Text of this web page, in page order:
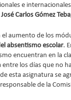
e
José Carlos Gómez Teba
aumento de los
absentismo escolar.
encuentran en la
los días que no
esta asignatura se
de la